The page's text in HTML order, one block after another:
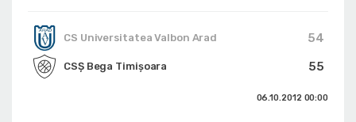
CS Universitatea Valbon Arad
54
55
CSȘ Bega Timișoara
06.10.2012 00:00